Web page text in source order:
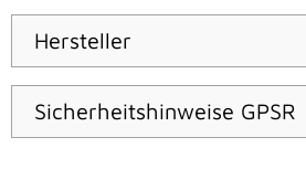
Hersteller
Sicherheitshinweise GPSR